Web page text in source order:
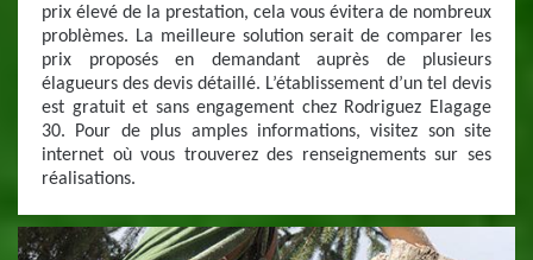
prix élevé de la prestation, cela vous évitera de nombreux
problèmes. La meilleure solution serait de comparer les
prix proposés en demandant auprès de plusieurs
élagueurs des devis détaillé. L’établissement d’un tel devis
est gratuit et sans engagement chez Rodriguez Elagage
30. Pour de plus amples informations, visitez son site
internet où vous trouverez des renseignements sur ses
réalisations.